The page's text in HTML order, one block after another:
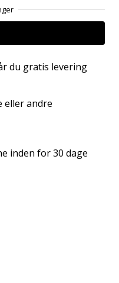
du gratis levering
eller andre
inden for 30 dage